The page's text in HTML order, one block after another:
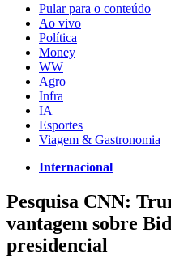
Pular para o conteúdo
Ao vivo
Política
Money
WW
Agro
Infra
IA
Esportes
Viagem & Gastronomia
Internacional
Pesquisa CNN:
vantagem sobre
presidencial